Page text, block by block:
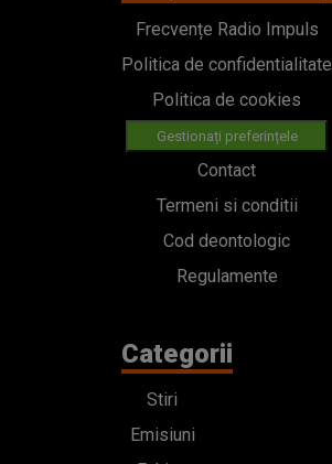
Frecvențe Radio Impuls
Politica de confidentialitate
Politica de cookies
Gestionați preferințele
Contact
Termeni si conditii
Cod deontologic
Regulamente
Categorii
Stiri
Emisiuni